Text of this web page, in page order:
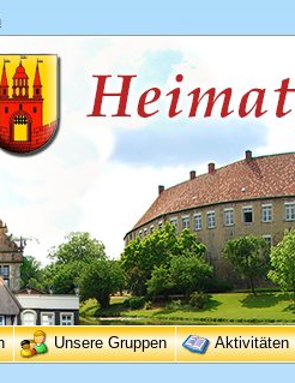
Unsere Gruppen Aktivitäten